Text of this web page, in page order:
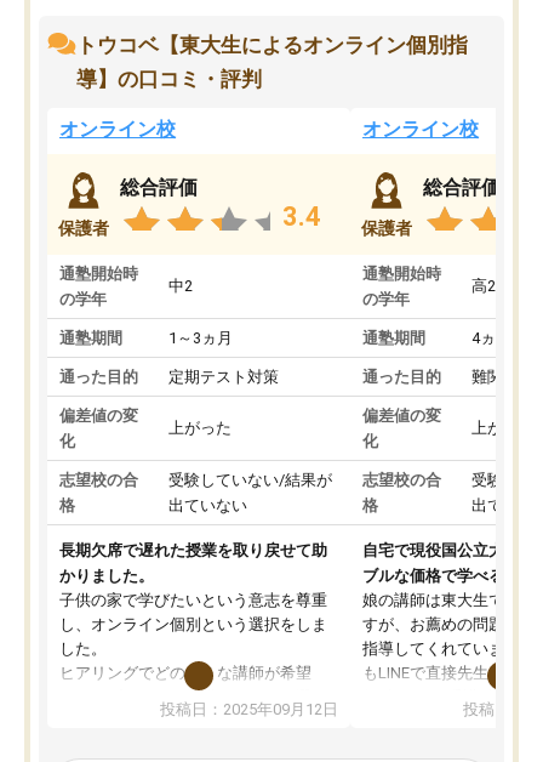
トウコベ【東大生によるオンライン個別指
導】の口コミ・評判
オンライン校
保護者
総合評価
3.4
通塾開始時
の学年
中2
通塾期間 1～3ヵ月
通った目的 定期テスト対策
偏差値の変
化
上がった
志望校の合
格
受験していない/結果が
出ていない
長期欠席で遅れた授業を取り戻せて助
かりました。
子供の家で学びたいという意志を尊重
し、オンライン個別という選択をしま
した。
ヒアリングでどのような講師が希望
か、オプションは付帯するかなど選ぶ
事が出来ました。
投稿日：2025年09月12日
オンライン校
保護者
総合評価
通塾開始時
の学年
高2
通塾期間 4ヵ月～1
通った目的 難関私立
偏差値の変
化
上がった
志望校の合
格
受験して
出ていな
自宅で現役国公立大学生
ブルな価格で学べる
娘の講師は東大生では無
すが、お薦めの問題集や
指導してくれています。
もLINEで直接先生に質問
めれるので、個人に合
投稿日：